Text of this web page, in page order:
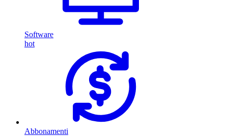
Software
hot
Abbonamenti